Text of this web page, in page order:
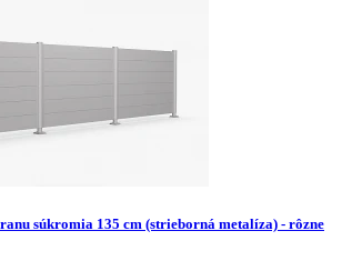
súkromia 135 cm (strieborná metalíza) - rôzne